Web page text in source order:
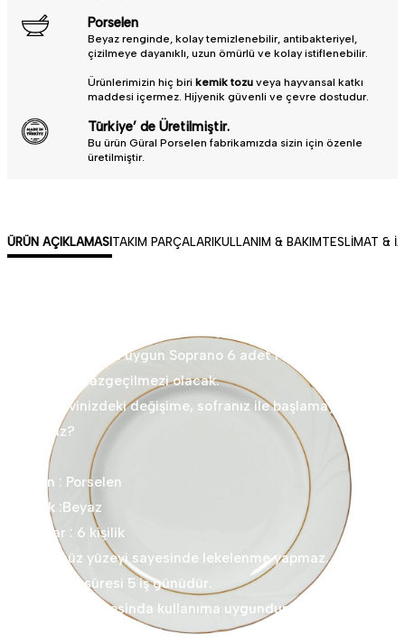
Porselen
Beyaz renginde, kolay temizlenebilir, antibakteriyel,
çizilmeye dayanıklı, uzun ömürlü ve kolay istiflenebilir.
Ürünlerimizin hiç biri kemik tozu veya hayvansal katkı
maddesi içermez. Hijyenik güvenli ve çevre dostudur.
Türkiye’ de Üretilmiştir.
Bu ürün Güral Porselen fabrikamızda sizin için özenle
üretilmiştir.
ÜRÜN AÇIKLAMASI TAKIM PARÇALARI KULLANIM & BAKIM TESLIMAT &
gündelik hayata uygun Soprano 6 adet Pasta tabağı 5
çaylarının vazgeçilmezi olacak.
Bugün evinizdeki değişime, sofranız ile başlamaya ne
dersiniz?
• Ürün : Porselen
• Renk :Beyaz
• Miktar : 6 kişilik
• Pürüzsüz yüzeyi sayesinde lekelenme yapmaz.
• Teslimat süresi 5 iş günüdür.
•Bulaşık makinesinda kullanıma uygundur.
• Türkiye'de üretilmiştir.